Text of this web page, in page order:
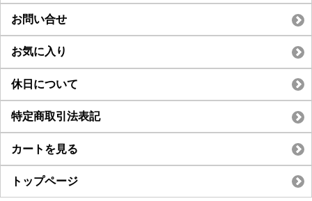
お問い合せ
お気に入り
休日について
特定商取引法表記
カートを見る
トップページ